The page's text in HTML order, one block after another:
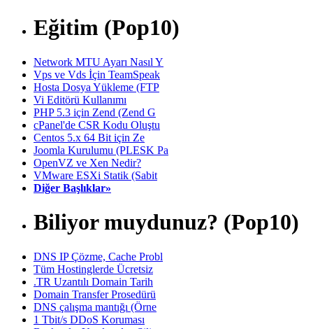
Eğitim (Pop10)
Network MTU Ayarı Nasıl Y
Vps ve Vds İçin TeamSpeak
Hosta Dosya Yükleme (FTP
Vi Editörü Kullanımı
PHP 5.3 için Zend (Zend G
cPanel'de CSR Kodu Oluştu
Centos 5.x 64 Bit için Ze
Joomla Kurulumu (PLESK Pa
OpenVZ ve Xen Nedir?
VMware ESXi Statik (Sabit
Diğer Başlıklar»
Biliyor muydunuz? (Pop10)
DNS IP Çözme, Cache Probl
Tüm Hostinglerde Ücretsiz
.TR Uzantılı Domain Tarih
Domain Transfer Prosedürü
DNS çalışma mantığı (Örne
1 Tbit/s DDoS Koruması